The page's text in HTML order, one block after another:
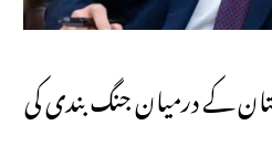
کے درمیان جنگ بندی کی